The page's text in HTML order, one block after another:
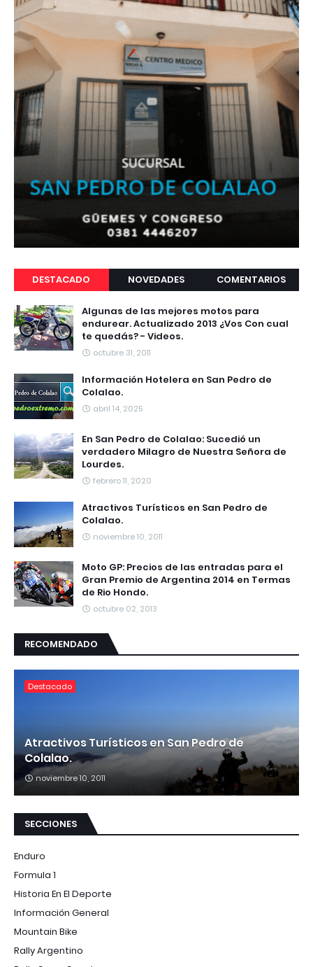
DESTACADO NOVEDADES COMENTARIOS
Algunas de las mejores motos para
endurear. Actualizado 2013 ¿Vos Con cual
te quedás? - Videos.
octubre 31, 2011
Información Hotelera en San Pedro de
Colalao.
abril 14, 2025
En San Pedro de Colalao: Sucedió un
verdadero Milagro de Nuestra Señora de
Lourdes.
febrero 11, 2020
Atractivos Turísticos en San Pedro de
Colalao.
noviembre 10, 2011
Moto GP: Precios de las entradas para el
Gran Premio de Argentina 2014 en Termas
de Rio Hondo.
octubre 02, 2013
RECOMENDADO
Destacado
Atractivos Turísticos en San Pedro de
Colalao.
noviembre 10, 2011
SECCIONES
Enduro
Formula 1
Historia En El Deporte
Información General
Mountain Bike
Rally Argentino